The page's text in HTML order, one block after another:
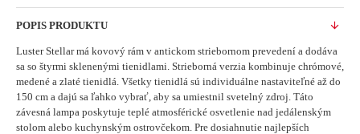
POPIS PRODUKTU
Luster Stellar má kovový rám v antickom striebornom prevedení a dodáva
sa so štyrmi sklenenými tienidlami. Strieborná verzia kombinuje chrómové,
medené a zlaté tienidlá. Všetky tienidlá sú individuálne nastaviteľné až do
150 cm a dajú sa ľahko vybrať, aby sa umiestnil svetelný zdroj. Táto
závesná lampa poskytuje teplé atmosférické osvetlenie nad jedálenským
stolom alebo kuchynským ostrovčekom. Pre dosiahnutie najlepších